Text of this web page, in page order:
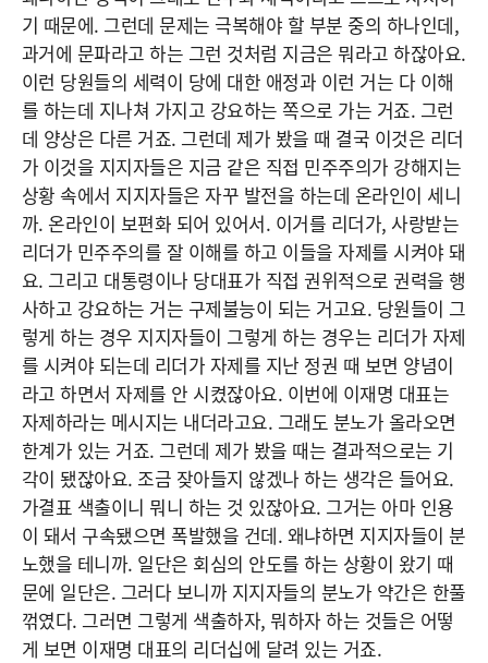
기 때문에. 그런데 문제는 극복해야 할 부분 중의 하나인데,
과거에 문파라고 하는 그런 것처럼 지금은 뭐라고 하잖아요.
이런 당원들의 세력이 당에 대한 애정과 이런 거는 다 이해
를 하는데 지나쳐 가지고 강요하는 쪽으로 가는 거죠. 그런
데 양상은 다른 거죠. 그런데 제가 봤을 때 결국 이것은 리더
가 이것을 지지자들은 지금 같은 직접 민주주의가 강해지는
상황 속에서 지지자들은 자꾸 발전을 하는데 온라인이 세니
까. 온라인이 보편화 되어 있어서. 이거를 리더가, 사랑받는
리더가 민주주의를 잘 이해를 하고 이들을 자제를 시켜야 돼
요. 그리고 대통령이나 당대표가 직접 권위적으로 권력을 행
사하고 강요하는 거는 구제불능이 되는 거고요. 당원들이 그
렇게 하는 경우 지지자들이 그렇게 하는 경우는 리더가 자제
를 시켜야 되는데 리더가 자제를 지난 정권 때 보면 양념이
라고 하면서 자제를 안 시켰잖아요. 이번에 이재명 대표는
자제하라는 메시지는 내더라고요. 그래도 분노가 올라오면
한계가 있는 거죠. 그런데 제가 봤을 때는 결과적으로는 기
각이 됐잖아요. 조금 잦아들지 않겠나 하는 생각은 들어요.
가결표 색출이니 뭐니 하는 것 있잖아요. 그거는 아마 인용
이 돼서 구속됐으면 폭발했을 건데. 왜냐하면 지지자들이 분
노했을 테니까. 일단은 회심의 안도를 하는 상황이 왔기 때
문에 일단은. 그러다 보니까 지지자들의 분노가 약간은 한풀
꺾였다. 그러면 그렇게 색출하자, 뭐하자 하는 것들은 어떻
게 보면 이재명 대표의 리더십에 달려 있는 거죠.